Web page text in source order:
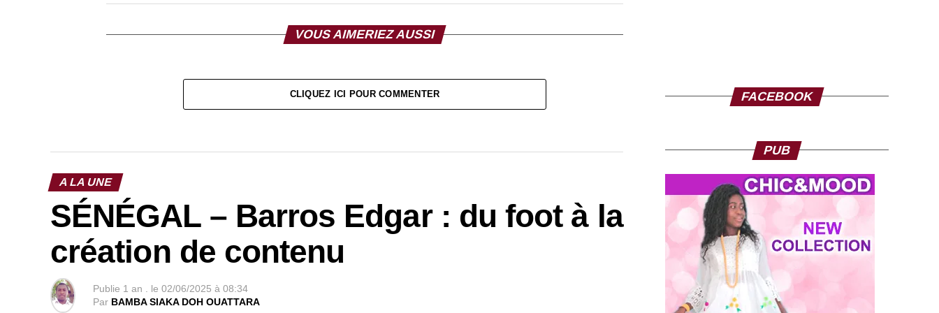
VOUS AIMERIEZ AUSSI
CLIQUEZ ICI POUR COMMENTER
A LA UNE
SÉNÉGAL – Barros Edgar : du foot à la
création de contenu
Publie 1 an . le 02/06/2025 à 08:34
Par BAMBA SIAKA DOH OUATTARA
FACEBOOK
PUB